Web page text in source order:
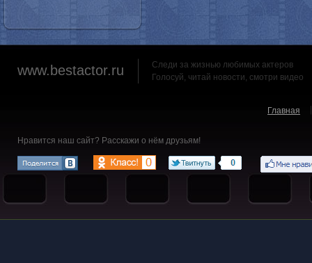
www.bestactor.ru
Следи за жизнью любимых актеров
Голосуй, читай новости, смотри видео
Главная
Нравится наш сайт? Расскажи о нём друзьям!